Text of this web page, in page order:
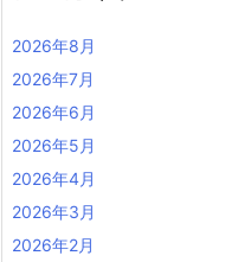
2026年8月
2026年7月
2026年6月
2026年5月
2026年4月
2026年3月
2026年2月